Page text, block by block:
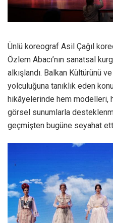
Ünlü koreograf Asil Çağıl
Özlem Abacı’nın sanatsal
alkışlandı. Balkan Kültürünü
yolculuğuna tanıklık eden
hikâyelerinde hem modelleri,
görsel sunumlarla
geçmişten bugüne seyahat